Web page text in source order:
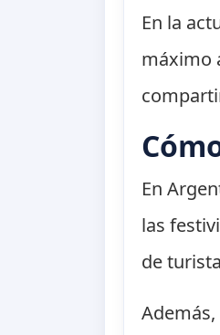
En la
máximo
En
las
de